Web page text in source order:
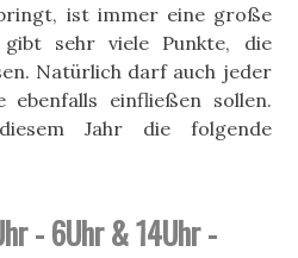
ist immer eine große
gibt sehr viele Punkte, die
Natürlich darf auch jeder
ebenfalls einfließen sollen.
Jahr die folgende
- 6Uhr & 14Uhr -